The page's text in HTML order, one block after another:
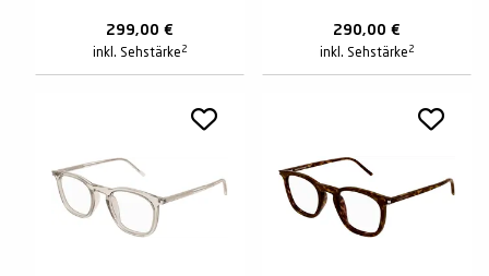
299,00 €
inkl. Sehstärke 2
290,00 €
inkl. Sehstärke 2